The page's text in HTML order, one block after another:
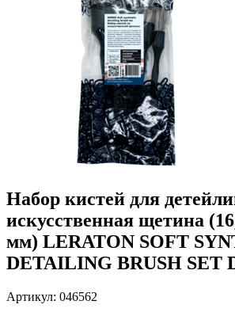
Набор кистей для
искусственная щетина
мм) LERATON SOFT
DETAILING BRUSH SET
Артикул: 046562